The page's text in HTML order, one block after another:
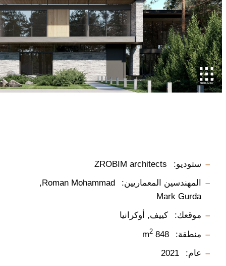
ستوديو:
المهندسين المعماريين:
Roman Mohammad
Mark Gurda
موقعك:
كييف, أوكرانيا
منطقة:
2
عام: